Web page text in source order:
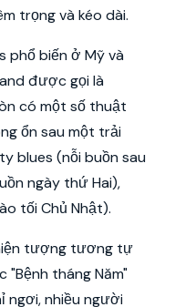
trọng và kéo dài.
phổ biến ở Mỹ và
được gọi là
có một số thuật
ổn sau một trải
blues (nỗi buồn sau
ngày thứ Hai),
tối Chủ Nhật).
tượng tương tự
tháng Năm"
ngơi, nhiều người